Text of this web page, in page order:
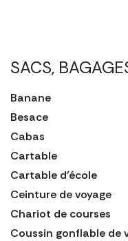
SACS,
Banane
Besace
Cabas
Cartable
Cartable d'école
Ceinture de voyage
Chariot de courses
Coussin gonflable de